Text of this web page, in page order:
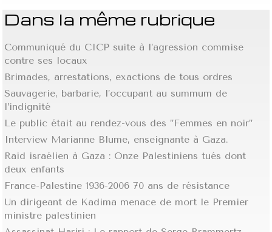
Dans la même rubrique
Communiqué du CICP suite à l’agression commise
contre ses locaux
Brimades, arrestations, exactions de tous ordres
Sauvagerie, barbarie, l’occupant au summum de
l’indignité
Le public était au rendez-vous des ’’Femmes en noir’’
Interview Marianne Blume, enseignante à Gaza.
Raid israélien à Gaza : Onze Palestiniens tués dont
deux enfants
France-Palestine 1936-2006 70 ans de résistance
Un dirigeant de Kadima menace de mort le Premier
ministre palestinien